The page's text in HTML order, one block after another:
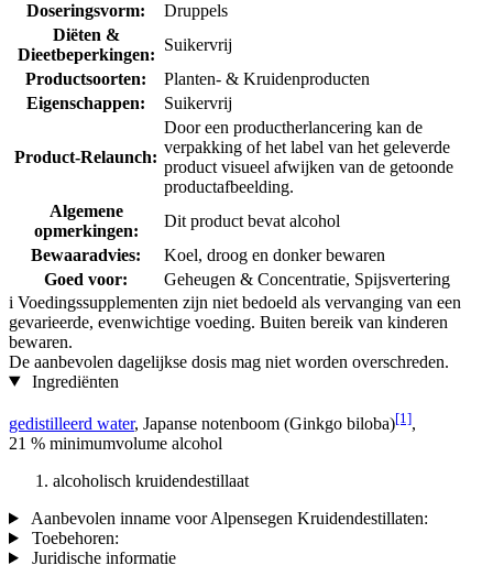
Doseringsvorm:
Druppels
Diëten &
Dieetbeperkingen:
Suikervrij
Productsoorten:
Planten- & Kruidenproducten
Eigenschappen:
Suikervrij
Product-Relaunch:
Door een productherlancering kan de
verpakking of het label van het geleverde
product visueel afwijken van de getoonde
productafbeelding.
Algemene
opmerkingen:
Dit product bevat alcohol
Bewaaradvies:
Koel, droog en donker bewaren
Goed voor:
Geheugen & Concentratie, Spijsvertering
i Voedingssupplementen zijn niet bedoeld als vervanging van een
gevarieerde, evenwichtige voeding. Buiten bereik van kinderen
bewaren.
De aanbevolen dagelijkse dosis mag niet worden overschreden.
Ingrediënten
gedistilleerd water, Japanse notenboom (Ginkgo biloba)[1],
21 % minimumvolume alcohol
alcoholisch kruidendestillaat
Aanbevolen inname voor Alpensegen Kruidendestillaten:
Toebehoren:
Juridische informatie